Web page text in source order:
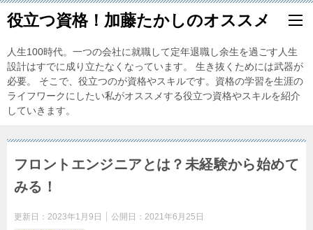
役立つ資格！加藤たかしのオススメ
人生100時代。一つの会社に就職して定年退職し余生を過ごす人生
設計はすでに成り立たなくなっています。 生き抜くためには武器が
必要。 そこで、役立つのが資格やスキルです。資格の学習を生涯の
ライフワークにしたい私がオススメする役立つ資格やスキルを紹介
していきます。
フロントエンジニアとは？未経験から始めて
みる！
更新日： 2023年1月9日 公開日： 2021年6月25日